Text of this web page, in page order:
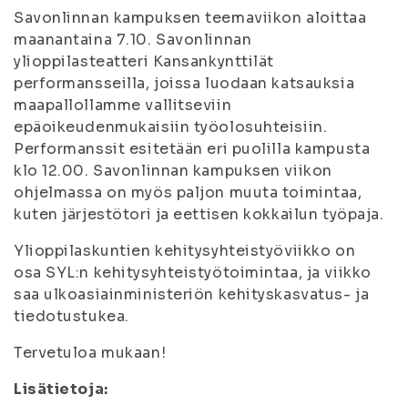
Savonlinnan kampuksen teemaviikon aloittaa
maanantaina 7.10. Savonlinnan
ylioppilasteatteri Kansankynttilät
performansseilla, joissa luodaan katsauksia
maapallollamme vallitseviin
epäoikeudenmukaisiin työolosuhteisiin.
Performanssit esitetään eri puolilla kampusta
klo 12.00. Savonlinnan kampuksen viikon
ohjelmassa on myös paljon muuta toimintaa,
kuten järjestötori ja eettisen kokkailun työpaja.
Ylioppilaskuntien kehitysyhteistyöviikko on
osa SYL:n kehitysyhteistyötoimintaa, ja viikko
saa ulkoasiainministeriön kehityskasvatus- ja
tiedotustukea.
Tervetuloa mukaan!
Lisätietoja: